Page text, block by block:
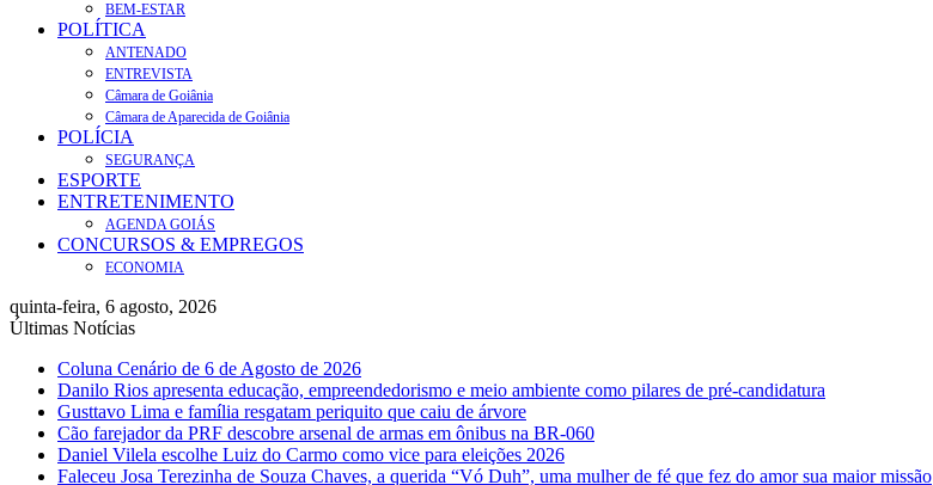
BEM-ESTAR
POLÍTICA
ANTENADO
ENTREVISTA
Câmara de Goiânia
Câmara de Aparecida de Goiânia
POLÍCIA
SEGURANÇA
ESPORTE
ENTRETENIMENTO
AGENDA GOIÁS
CONCURSOS & EMPREGOS
ECONOMIA
quinta-feira, 6 agosto, 2026
Últimas Notícias
Coluna Cenário de 6 de Agosto de 2026
Danilo Rios apresenta educação, empreendedorismo e meio ambiente como pilares de pré-candidatura
Gusttavo Lima e família resgatam periquito que caiu de árvore
Cão farejador da PRF descobre arsenal de armas em ônibus na BR-060
Daniel Vilela escolhe Luiz do Carmo como vice para eleições 2026
Faleceu Josa Terezinha de Souza Chaves, a querida “Vó Duh”, uma mulher de fé que fez do amor sua maior missão